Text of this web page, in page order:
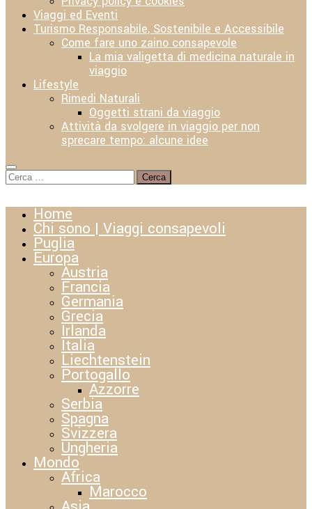
Viaggi ed Eventi
Turismo Responsabile, Sostenibile e Accessibile
Come fare uno zaino consapevole
La mia valigetta di medicina naturale in
viaggio
Lifestyle
Rimedi Naturali
Oggetti strani da viaggio
Attività da svolgere in viaggio per non
sprecare tempo: alcune idee
Ricerca
per:
Home
Chi sono | Viaggi consapevoli
Puglia
Europa
Austria
Francia
Germania
Grecia
Irlanda
Italia
Liechtenstein
Portogallo
Azzorre
Serbia
Spagna
Svizzera
Ungheria
Mondo
Africa
Marocco